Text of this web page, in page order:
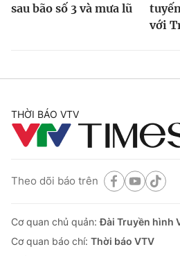
sau bão số 3 và mưa lũ
với
THỜI BÁO VTV
Theo dõi báo trên
Cơ quan chủ quản:Đài Truyền hình
Cơ quan báo chí: Thời báo VTV